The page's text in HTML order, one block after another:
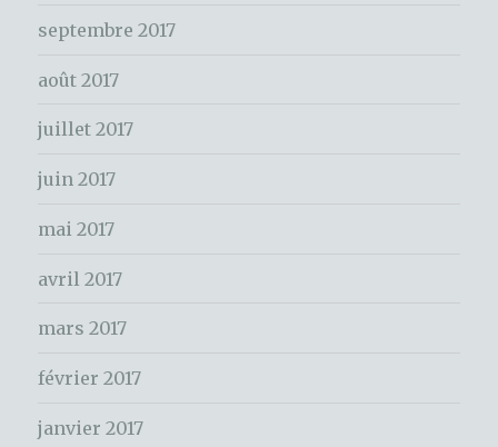
e
:
septembre 2017
août 2017
juillet 2017
juin 2017
mai 2017
avril 2017
mars 2017
février 2017
janvier 2017